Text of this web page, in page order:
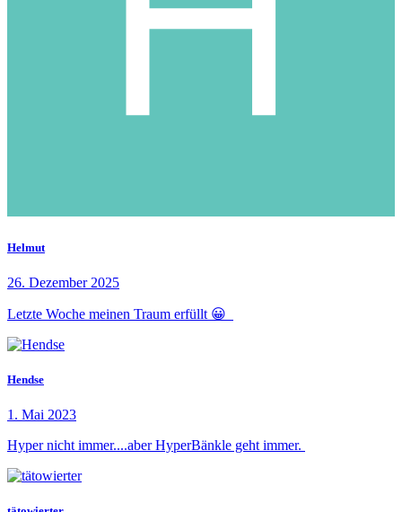
Helmut
26. Dezember 2025
Letzte Woche meinen Traum erfüllt 😀
Hendse
1. Mai 2023
Hyper nicht immer....aber HyperBänkle geht immer.